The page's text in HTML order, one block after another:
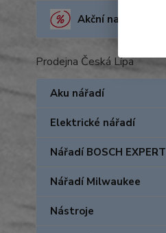
Akční nabídka
Prodejna Česká Lípa
Aku nářadí
Elektrické nářadí
Nářadí BOSCH EXPERT
Nářadí Milwaukee
Nástroje